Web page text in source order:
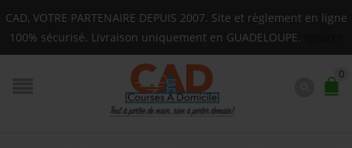
Livraison sur toute la Guadeloupe : Mardi, Jeudi,
0
CAD, VOTRE PARTENAIRE DEPUIS 2007. Site et règlement en ligne
100% sécurisé. Livraison uniquement en GUADELOUPE.